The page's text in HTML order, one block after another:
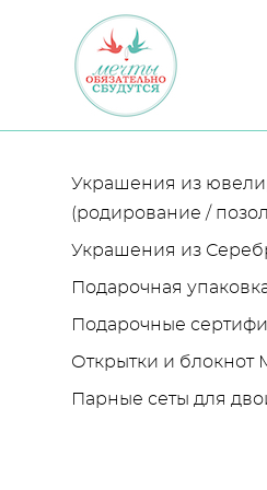
Украшения из
(родирование /
Украшения из
Подарочная
Подарочные
Открытки и блокнот
Парные сеты для